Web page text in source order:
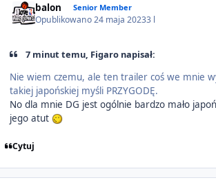
balon Senior Member
Opublikowano24 maja 20233 l
7 minut temu, Figaro napisał:
Nie wiem czemu, ale ten trailer coś we mnie
takiej japońskiej myśli PRZYGODĘ.
No dla mnie DG jest ogólnie bardzo mało
jego atut
Cytuj